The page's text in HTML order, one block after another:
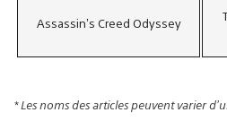
Assassin’s Creed Odyssey
* Les noms des articles peuvent varier